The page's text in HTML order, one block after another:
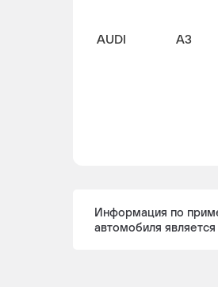
AUDI A3
Информация по
автомобиля